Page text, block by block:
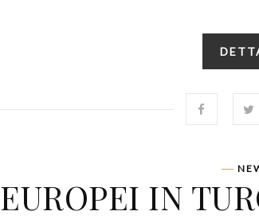
EUROPEI IN